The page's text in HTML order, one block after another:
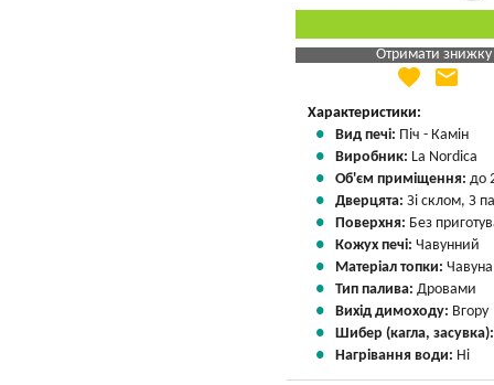
Отримати знижку
Яка Ваша ціна
Вказати мою ціну
favorite email
Характеристики:
Вид печі: Піч - Камін
Виробник: La Nordica
Об'єм приміщення: до
Дверцята: Зі склом, З
Поверхня: Без
Кожух печі: Чавунний
Матеріал топки: Чавуна
Тип палива: Дровами
Вихід димоходу: Вгору
Шибер (кагла,
Нагрівання води: Ні